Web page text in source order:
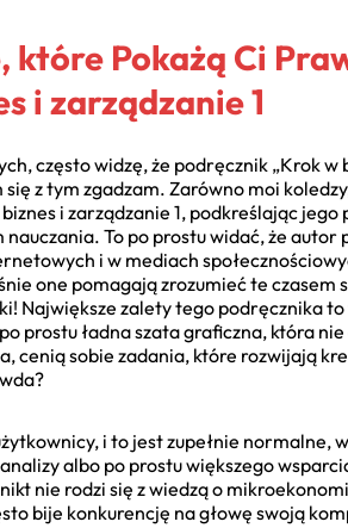
które Pokażą Ci
i zarządzanie 1
często widzę, że podręcznik „Krok w
z tym zgadzam. Zarówno moi
i zarządzanie 1, podkreślając
To po prostu widać, że autor
i w mediach
one pomagają zrozumieć te
Największe zalety tego podręcznika
prostu ładna szata graficzna, która
cenią sobie zadania, które rozwijają
i to jest zupełnie normalne,
albo po prostu większego
nie rodzi się z wiedzą o
bije konkurencję na głowę swoją